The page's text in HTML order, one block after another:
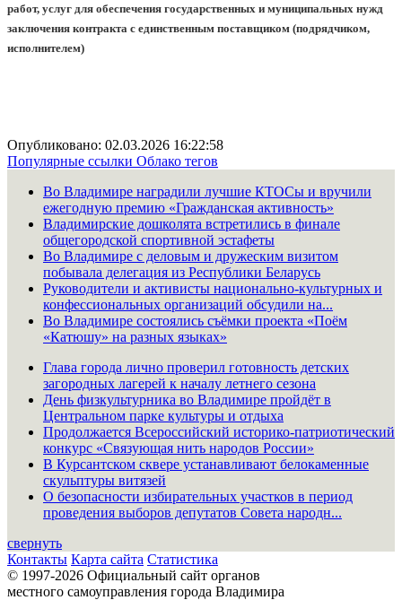
работ, услуг для обеспечения государственных и муниципальных нужд
заключения контракта с единственным поставщиком (подрядчиком,
исполнителем)
Опубликовано: 02.03.2026 16:22:58
Популярные ссылки Облако тегов
Во Владимире наградили лучшие КТОСы и вручили
ежегодную премию «Гражданская активность»
Владимирские дошколята встретились в финале
общегородской спортивной эстафеты
Во Владимире с деловым и дружеским визитом
побывала делегация из Республики Беларусь
Руководители и активисты национально-культурных и
конфессиональных организаций обсудили на...
Во Владимире состоялись съёмки проекта «Поём
«Катюшу» на разных языках»
Глава города лично проверил готовность детских
загородных лагерей к началу летнего сезона
День физкультурника во Владимире пройдёт в
Центральном парке культуры и отдыха
Продолжается Всероссийский историко-патриотический
конкурс «Связующая нить народов России»
В Курсантском сквере устанавливают белокаменные
скульптуры витязей
О безопасности избирательных участков в период
проведения выборов депутатов Совета народн...
свернуть
Контакты Карта сайта Статистика
© 1997-2026 Официальный сайт органов
местного самоуправления города Владимира